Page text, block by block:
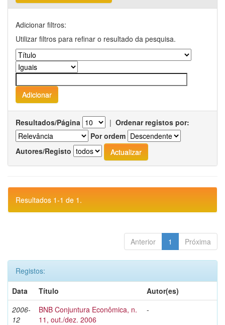
Adicionar filtros:
Utilizar filtros para refinar o resultado da pesquisa.
Resultados/Página | Ordenar registos por:
Por ordem
Autores/Registo
Resultados 1-1 de 1.
Anterior 1 Próxima
Registos:
Data
Título
Autor(es)
2006-
12
BNB Conjuntura Econômica, n.
11, out./dez. 2006
-